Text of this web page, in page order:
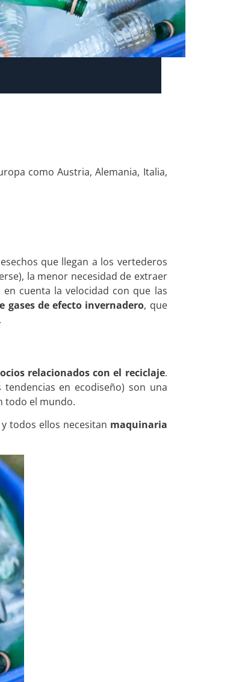
como Austria, Alemania, Italia,
que llegan a los vertederos
la menor necesidad de extraer
cuenta la velocidad con que las
gases de efecto invernadero, que
relacionados con el reciclaje.
en ecodiseño) son una
todo el mundo.
todos ellos necesitan maquinaria